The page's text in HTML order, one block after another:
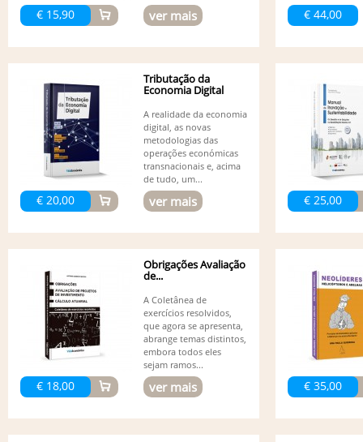
€ 15,90 ver mais € 44,00
€ 20,00
Tributação da
Economia Digital
A realidade da economia
digital, as novas
metodologias das
operações económicas
transnacionais e, acima
de tudo, um...
ver mais € 25,00
€ 18,00
Obrigações Avaliação
de...
A Coletânea de
exercícios resolvidos,
que agora se apresenta,
abrange temas distintos,
embora todos eles
sejam ramos...
ver mais € 35,00